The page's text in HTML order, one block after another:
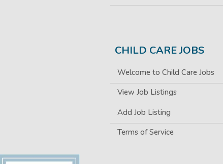
CHILD CARE JOBS
Welcome to Child Care Jobs
View Job Listings
Add Job Listing
Terms of Service